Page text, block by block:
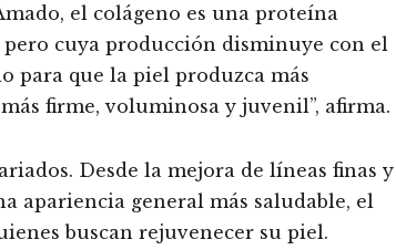
el colágeno es una proteína
cuya producción disminuye con el
para que la piel produzca más
firme, voluminosa y juvenil”, afirma.
Desde la mejora de líneas finas y
apariencia general más saludable, el
buscan rejuvenecer su piel.